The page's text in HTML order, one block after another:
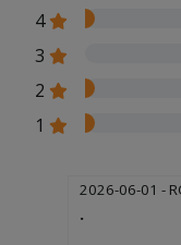
4
3
2
1
2026-06-01 -
.